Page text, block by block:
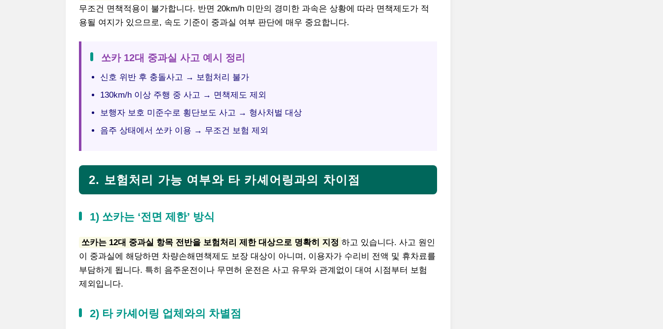
무조건 면책적용이 불가합니다. 반면 20km/h 미만의 경미한 과속은 상황에 따라 면책제도가 적
용될 여지가 있으므로, 속도 기준이 중과실 여부 판단에 매우 중요합니다.
쏘카 12대 중과실 사고 예시 정리
신호 위반 후 충돌사고 → 보험처리 불가
130km/h 이상 주행 중 사고 → 면책제도 제외
보행자 보호 미준수로 횡단보도 사고 → 형사처벌 대상
음주 상태에서 쏘카 이용 → 무조건 보험 제외
2. 보험처리 가능 여부와 타 카셰어링과의 차이점
1) 쏘카는 ‘전면 제한’ 방식
쏘카는 12대 중과실 항목 전반을 보험처리 제한 대상으로 명확히 지정 하고 있습니다. 사고 원인
이 중과실에 해당하면 차량손해면책제도 보장 대상이 아니며, 이용자가 수리비 전액 및 휴차료를
부담하게 됩니다. 특히 음주운전이나 무면허 운전은 사고 유무와 관계없이 대여 시점부터 보험
제외입니다.
2) 타 카셰어링 업체와의 차별점